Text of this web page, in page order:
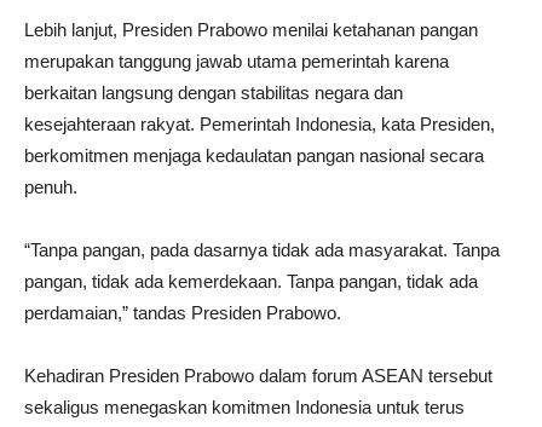
Lebih lanjut, Presiden Prabowo menilai ketahanan pangan
merupakan tanggung jawab utama pemerintah karena
berkaitan langsung dengan stabilitas negara dan
kesejahteraan rakyat. Pemerintah Indonesia, kata Presiden,
berkomitmen menjaga kedaulatan pangan nasional secara
penuh.
“Tanpa pangan, pada dasarnya tidak ada masyarakat. Tanpa
pangan, tidak ada kemerdekaan. Tanpa pangan, tidak ada
perdamaian,” tandas Presiden Prabowo.
Kehadiran Presiden Prabowo dalam forum ASEAN tersebut
sekaligus menegaskan komitmen Indonesia untuk terus